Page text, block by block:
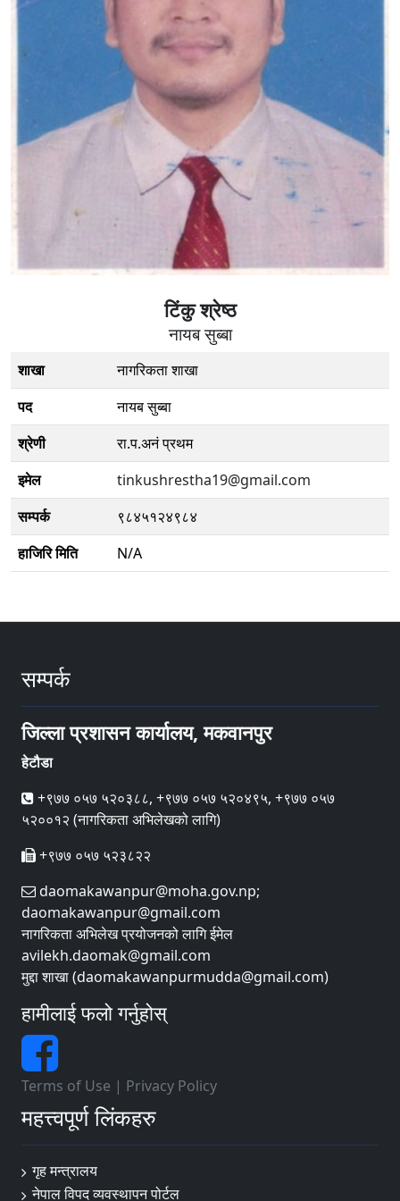
टिंकु श्रेष्ठ
नायब सुब्बा
शाखा
नागरिकता शाखा
पद
नायब सुब्बा
श्रेणी
रा.प.अनं प्रथम
इमेल
tinkushrestha19@gmail.com
सम्पर्क
९८४५१२४९८४
हाजिरि मिति
N/A
सम्पर्क
जिल्ला प्रशासन कार्यालय, मकवानपुर
हेटौडा
+९७७ ०५७ ५२०३८८, +९७७ ०५७ ५२०४९५, +९७७ ०५७
५२००१२ (नागरिकता अभिलेखको लागि)
+९७७ ०५७ ५२३८२२
daomakawanpur@moha.gov.np;
daomakawanpur@gmail.com
नागरिकता अभिलेख प्रयोजनको लागि ईमेल
avilekh.daomak@gmail.com
मुद्दा शाखा (daomakawanpurmudda@gmail.com)
हामीलाई फलो गर्नुहोस्
Terms of Use | Privacy Policy
महत्त्वपूर्ण लिंकहरु
गृह मन्त्रालय
नेपाल विपद व्यवस्थापन पोर्टल